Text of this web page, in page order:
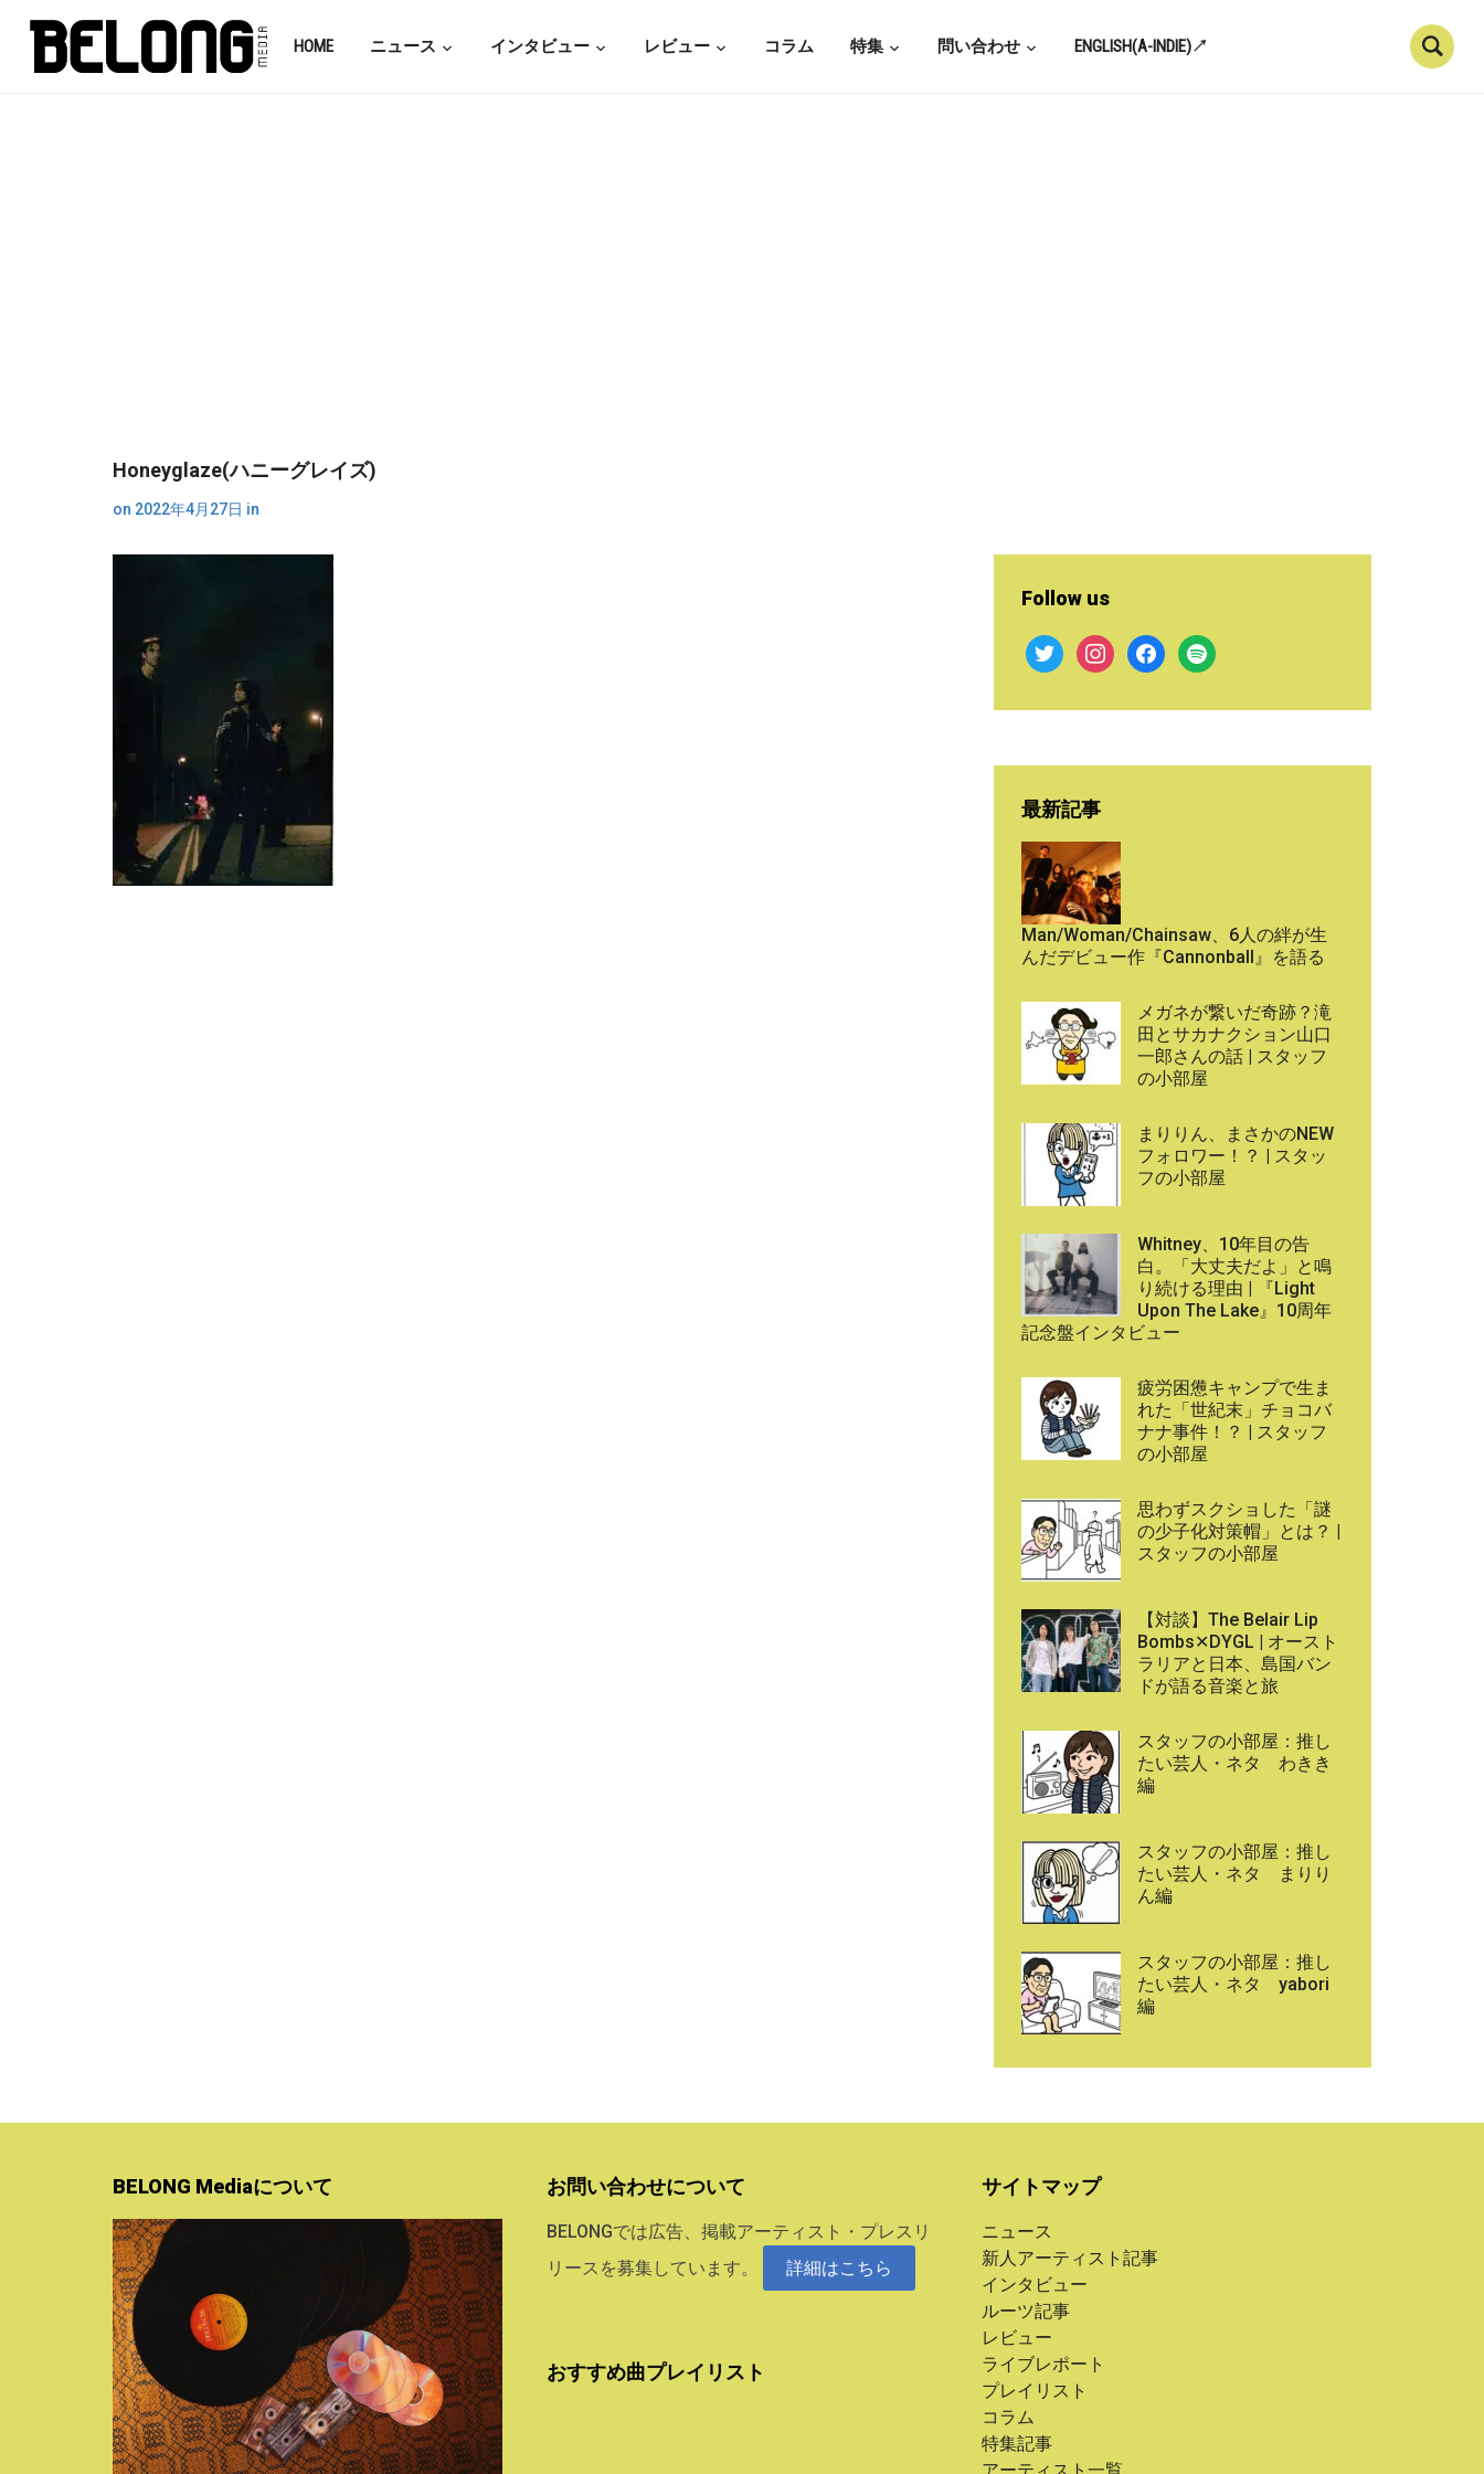
HOME ニュース インタビュー レビュー コラム 特集 問い合わせ ENGLISH(A-INDIE)↗
Honeyglaze(ハニーグレイズ)
on 2022年4月27日 in
Follow us
twitter instagramfacebook
spotify
最新記事
Man/Woman/Chainsaw、6人の絆が生
んだデビュー作『Cannonball』を語る
メガネが繋いだ奇跡？滝
田とサカナクション山口
一郎さんの話 | スタッフ
の小部屋
まりりん、まさかのNEW
フォロワー！？ | スタッ
フの小部屋
Whitney、10年目の告
白。「大丈夫だよ」と鳴
り続ける理由 | 『Light
Upon The Lake』10周年
記念盤インタビュー
疲労困憊キャンプで生ま
れた「世紀末」チョコバ
ナナ事件！？ | スタッフ
の小部屋
思わずスクショした「謎
の少子化対策帽」とは？ |
スタッフの小部屋
【対談】The Belair Lip
Bombs✕DYGL | オースト
ラリアと日本、島国バン
ドが語る音楽と旅
スタッフの小部屋：推し
たい芸人・ネタ わきき
編
スタッフの小部屋：推し
たい芸人・ネタ まりり
ん編
スタッフの小部屋：推し
たい芸人・ネタ yabori
編
BELONG Mediaについて お問い合わせについて
BELONGでは広告、掲載アーティスト・プレスリ
リースを募集しています。
詳細はこちら
おすすめ曲プレイリスト
サイトマップ
ニュース
新人アーティスト記事
インタビュー
ルーツ記事
レビュー
ライブレポート
プレイリスト
コラム
特集記事